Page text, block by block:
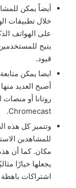
أيضاً يمكن
خلال تطبيقات
يتيح
قيود.
ايضا يمكن
أصبح العديد
Chromecast.
وتتميز كل هذه
للمشاهدين
مكان. كما أن
يجعلها خيارًا
اشتراكات